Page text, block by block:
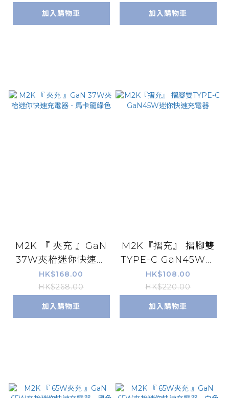
加入購物車 加入購物車
M2K 『 夾充 』GaN
37W夾枱迷你快速充
電器 - 馬卡龍綠色
HK$168.00
HK$268.00
加入購物車
M2K『摺充』 摺腳雙
TYPE-C GaN45W迷
你快速充電器
HK$108.00
HK$220.00
加入購物車